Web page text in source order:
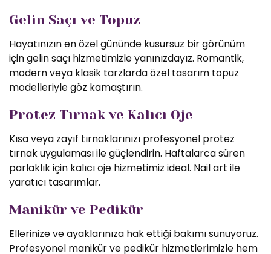
Gelin Saçı ve Topuz
Hayatınızın en özel gününde kusursuz bir görünüm
için gelin saçı hizmetimizle yanınızdayız. Romantik,
modern veya klasik tarzlarda özel tasarım topuz
modelleriyle göz kamaştırın.
Protez Tırnak ve Kalıcı Oje
Kısa veya zayıf tırnaklarınızı profesyonel protez
tırnak uygulaması ile güçlendirin. Haftalarca süren
parlaklık için kalıcı oje hizmetimiz ideal. Nail art ile
yaratıcı tasarımlar.
Manikür ve Pedikür
Ellerinize ve ayaklarınıza hak ettiği bakımı sunuyoruz.
Profesyonel manikür ve pedikür hizmetlerimizle hem